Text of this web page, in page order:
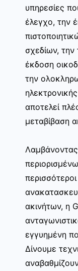
υπηρεσίες
έλεγχο, την
σχεδίων, την
έκδοση
την
αποτελεί
μεταβίβαση
ακινήτων, η
εγγυημένη
Δίνουμε